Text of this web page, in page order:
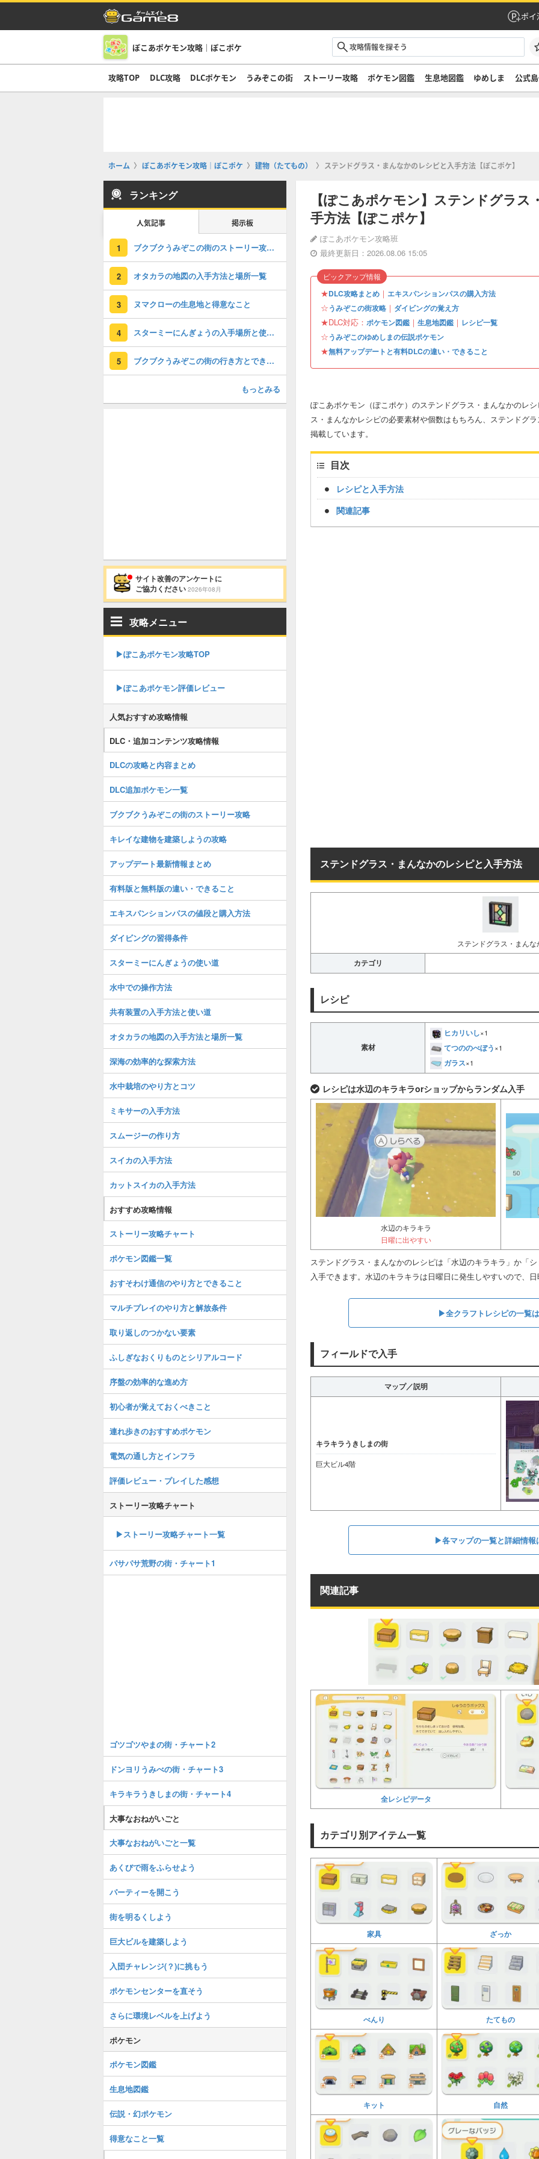
ポイ
ぽこあポケモン攻略｜ぽこポケ
攻略TOP DLC攻略 DLCポケモン うみぞこの街 ストーリー攻略 ポケモン図鑑 生息地図鑑 ゆめしま 公式
ホーム ぽこあポケモン攻略｜ぽこポケ 建物（たてもの） ステンドグラス・まんなかのレシピと入手方法【ぽこポケ】
【ぽこあポケモン】ステンドグラ
手方法【ぽこポケ】
ぽこあポケモン攻略班
最終更新日：2026.08.06 15:05
★DLC攻略まとめ ｜ エキスパンションパスの購入方法
☆うみぞこの街攻略 ｜ ダイビングの覚え方
★DLC対応： ポケモン図鑑 ｜ 生息地図鑑 ｜ レシピ一覧
☆うみぞこのゆめしまの伝説ポケモン
★無料アップデートと有料DLCの違い・できること
ピックアップ情報
ぽこあポケモン（ぽこポケ）のステンドグラス・まんなかのレ
ス・まんなかレシピの必要素材や個数はもちろん、ステンドグ
掲載しています。
目次
レシピと入手方法
関連記事
ステンドグラス・まんなかのレシピと入手方法
ステンドグラス・まんな
カテゴリ
レシピ
素材
ヒカリいし×1
てつののべぼう×1
ガラス×1
レシピは水辺のキラキラorショップからランダム入手
水辺のキラキラ
日曜に出やすい
ステンドグラス・まんなかのレシピは「水辺のキラキラ」か「
入手できます。水辺のキラキラは日曜日に発生しやすいので、
▶︎全クラフトレシピの一覧
フィールドで入手
マップ／説明
キラキラうきしまの街
巨大ビル4階
▶︎各マップの一覧と詳細情報
関連記事
全レシピデータ
カテゴリ別アイテム一覧
家具 ざっか
べんり たてもの
キット 自然
ランキング
人気記事 掲示板
1 ブクブクうみぞこの街のストーリー攻略・DLC第1弾
2 オタカラの地図の入手方法と場所一覧
3 ヌマクローの生息地と得意なこと
4 スターミーにんぎょうの入手場所と使い道
5 ブクブクうみぞこの街の行き方とできること
もっとみる
サイト改善のアンケートに
ご協力ください 2026年08月
攻略メニュー
▶︎ぽこあポケモン攻略TOP
▶︎ぽこあポケモン評価レビュー
人気おすすめ攻略情報
DLC・追加コンテンツ攻略情報
DLCの攻略と内容まとめ
DLC追加ポケモン一覧
ブクブクうみぞこの街のストーリー攻略
キレイな建物を建築しようの攻略
アップデート最新情報まとめ
有料版と無料版の違い・できること
エキスパンションパスの値段と購入方法
ダイビングの習得条件
スターミーにんぎょうの使い道
水中での操作方法
共有装置の入手方法と使い道
オタカラの地図の入手方法と場所一覧
深海の効率的な探索方法
水中栽培のやり方とコツ
ミキサーの入手方法
スムージーの作り方
スイカの入手方法
カットスイカの入手方法
おすすめ攻略情報
ストーリー攻略チャート
ポケモン図鑑一覧
おすそわけ通信のやり方とできること
マルチプレイのやり方と解放条件
取り返しのつかない要素
ふしぎなおくりものとシリアルコード
序盤の効率的な進め方
初心者が覚えておくべきこと
連れ歩きのおすすめポケモン
電気の通し方とインフラ
評価レビュー・プレイした感想
ストーリー攻略チャート
▶ストーリー攻略チャート一覧
パサパサ荒野の街・チャート1
ゴツゴツやまの街・チャート2
ドンヨリうみべの街・チャート3
キラキラうきしまの街・チャート4
大事なおねがいごと
大事なおねがいごと一覧
あくびで雨をふらせよう
パーティーを開こう
街を明るくしよう
巨大ビルを建築しよう
入団チャレンジ(？)に挑もう
ポケモンセンターを直そう
さらに環境レベルを上げよう
ポケモン
ポケモン図鑑
生息地図鑑
伝説・幻ポケモン
得意なこと一覧